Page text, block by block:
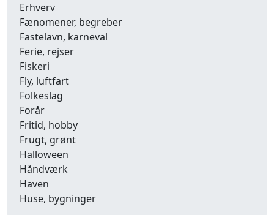
Erhverv
Fænomener, begreber
Fastelavn, karneval
Ferie, rejser
Fiskeri
Fly, luftfart
Folkeslag
Forår
Fritid, hobby
Frugt, grønt
Halloween
Håndværk
Haven
Huse, bygninger